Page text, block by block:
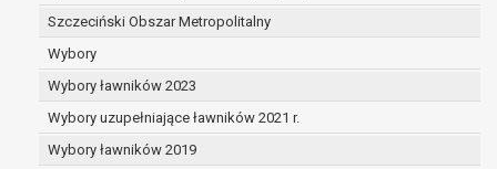
Szczeciński Obszar Metropolitalny
Wybory
Wybory ławników 2023
Wybory uzupełniające ławników 2021 r.
Wybory ławników 2019
osobowych, która jest podstawą
przetwarzania danych i nie ma innej
danych,
dane osobowe przetwarzane są
niezgodnie z prawem,
dane osobowe muszą być usunięte w